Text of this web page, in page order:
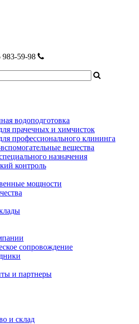
983-59-98
водоподготовка
прачечных и химчисток
профессионального клининга
вещества
назначения
контроль
мощности
сопровождение
и партнеры
и склад